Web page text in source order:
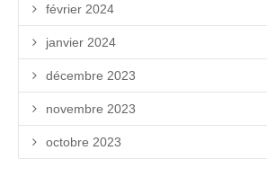
février 2024
janvier 2024
décembre 2023
novembre 2023
octobre 2023